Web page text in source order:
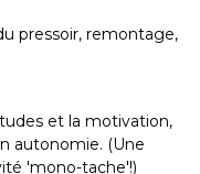
pressoir, remontage,
et la motivation,
autonomie. (Une
'mono-tache'!)